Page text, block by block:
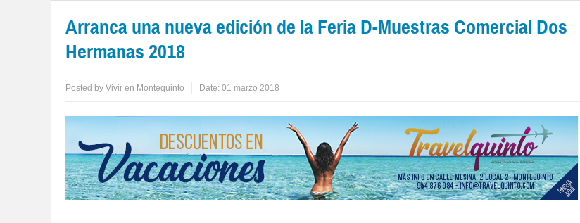
Arranca una nueva edición de la Feria D-Muestras Comercial Dos
Hermanas 2018
Posted by Vivir en Montequinto Date: 01 marzo 2018